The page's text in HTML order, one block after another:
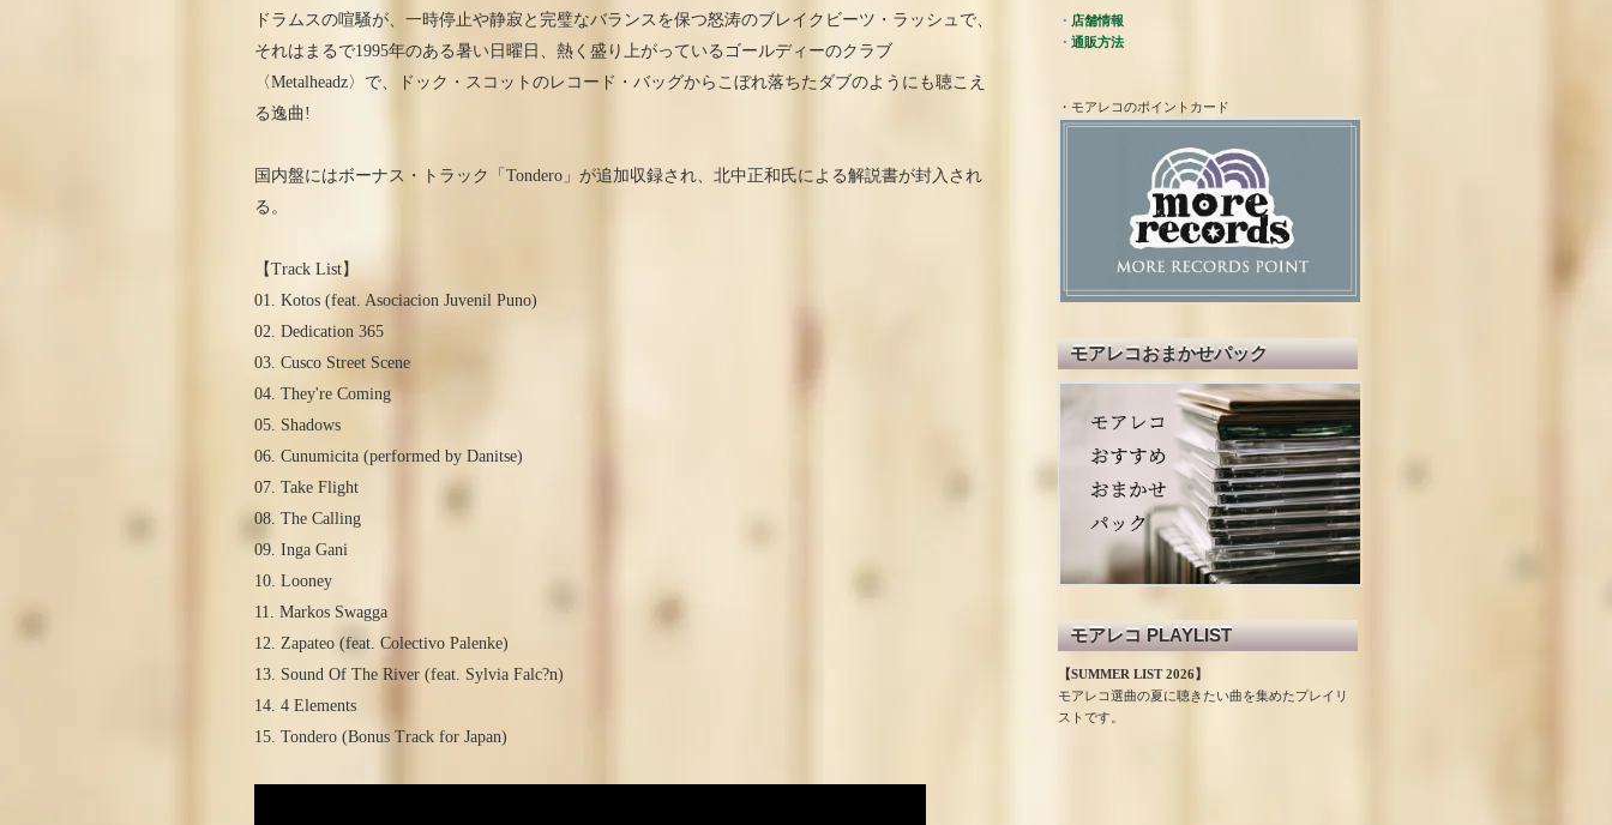
ドラムスの喧騒が、一時停止や静寂と完璧なバランスを保つ怒涛のブレイクビーツ・ラッシュで、
それはまるで1995年のある暑い日曜日、熱く盛り上がっているゴールディーのクラブ
〈Metalheadz〉で、ドック・スコットのレコード・バッグからこぼれ落ちたダブのようにも聴こえ
る逸曲!
国内盤にはボーナス・トラック「Tondero」が追加収録され、北中正和氏による解説書が封入され
る。
【Track List】
01. Kotos (feat. Asociacion Juvenil Puno)
02. Dedication 365
03. Cusco Street Scene
04. They're Coming
05. Shadows
06. Cunumicita (performed by Danitse)
07. Take Flight
08. The Calling
09. Inga Gani
10. Looney
11. Markos Swagga
12. Zapateo (feat. Colectivo Palenke)
13. Sound Of The River (feat. Sylvia Falc?n)
14. 4 Elements
15. Tondero (Bonus Track for Japan)
・ 店舗情報
・ 通販方法
・モアレコのポイントカード
モアレコおまかせパック
モアレコ PLAYLIST
【SUMMER LIST 2026】
モアレコ選曲の夏に聴きたい曲を集めたプレイリ
ストです。